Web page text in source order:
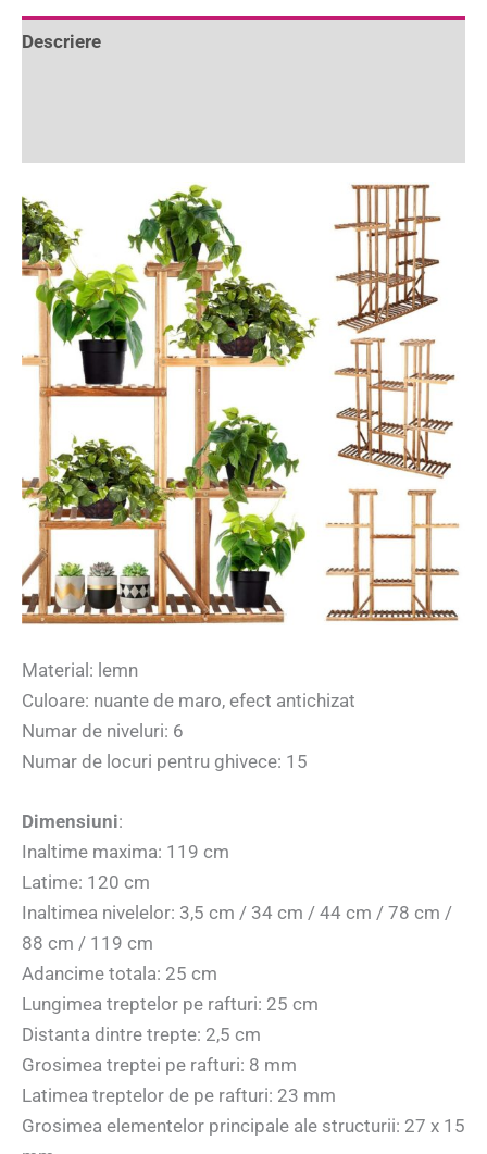
Descriere
Material: lemn
Culoare: nuante de maro, efect antichizat
Numar de niveluri: 6
Numar de locuri pentru ghivece: 15
Dimensiuni:
Inaltime maxima: 119 cm
Latime: 120 cm
Inaltimea nivelelor: 3,5 cm / 34 cm / 44 cm / 78 cm /
88 cm / 119 cm
Adancime totala: 25 cm
Lungimea treptelor pe rafturi: 25 cm
Distanta dintre trepte: 2,5 cm
Grosimea treptei pe rafturi: 8 mm
Latimea treptelor de pe rafturi: 23 mm
Grosimea elementelor principale ale structurii: 27 x 15